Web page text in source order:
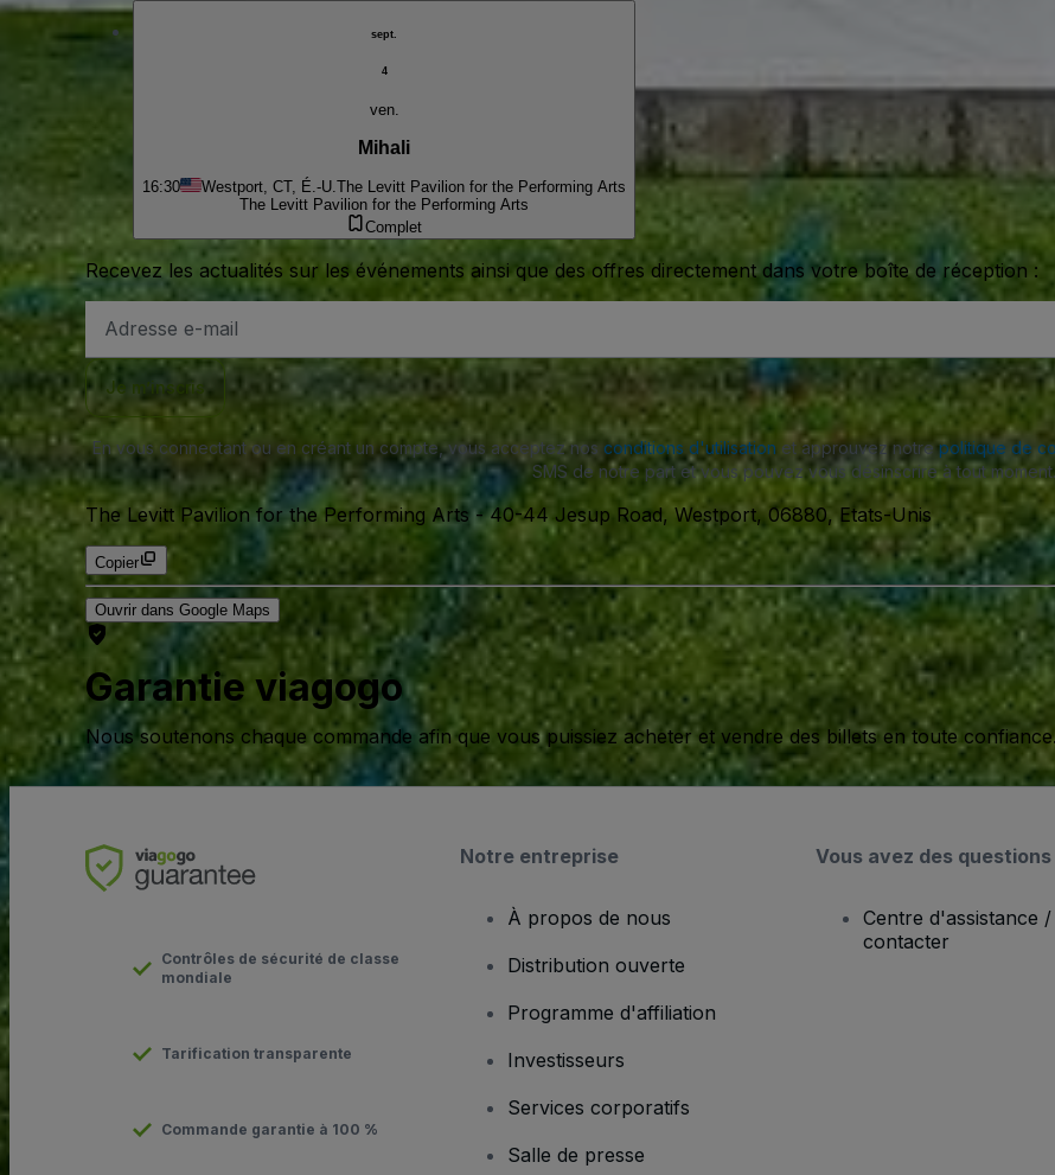
sept.
4
ven.
Mihali
16:30 Westport, CT, É.-U. The Levitt Pavilion for the Performing Arts
The Levitt Pavilion for the Performing Arts
Complet
Recevez les actualités sur les événements ainsi que des offres directement dans votre boîte de réception :
e-
Je m’inscris
En vous connectant ou en créant un compte, vous acceptez nos conditions d'utilisation et approuvez notrepolitique de
SMS de notre part et vous pouvez vous désinscrire à tout moment.
The Levitt Pavilion for the Performing Arts -40-44 Jesup Road, Westport, 06880, Etats-Unis
Copier
Ouvrir dans Google Maps
Garantie viagogo
Nous soutenons chaque commande afin que vous puissiez acheter et vendre des billets en toute
Contrôles de sécurité de classe
mondiale
Tarification transparente
Commande garantie à 100 %
Notre entreprise
À propos de nous
Distribution ouverte
Programme d'affiliation
Investisseurs
Services corporatifs
Salle de presse
Vous avez des questions
Centre d'assistance
contacter